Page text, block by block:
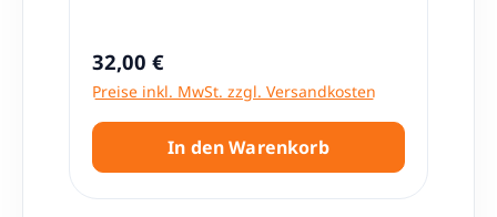
Aufdruck "Buenos Aires – Argentina"
bringt dieser Matebecher ein Stück
südamerikanische Matekultur direkt zu
Ihnen nach Hause. Da jede Kalebasse
aus einem echten Flaschenkürbis
gefertigt und von Hand verarbeitet wird,
Regulärer Preis:
32,00 €
Preise inkl. MwSt. zzgl. Versandkosten
In den Warenkorb